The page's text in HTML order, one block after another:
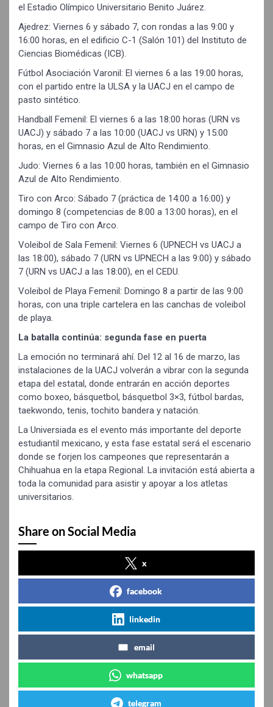
el Estadio Olímpico Universitario Benito Juárez.
Ajedrez: Viernes 6 y sábado 7, con rondas a las 9:00 y
16:00 horas, en el edificio C-1 (Salón 101) del Instituto de
Ciencias Biomédicas (ICB).
Fútbol Asociación Varonil: El viernes 6 a las 19:00 horas,
con el partido entre la ULSA y la UACJ en el campo de
pasto sintético.
Handball Femenil: El viernes 6 a las 18:00 horas (URN vs
UACJ) y sábado 7 a las 10:00 (UACJ vs URN) y 15:00
horas, en el Gimnasio Azul de Alto Rendimiento.
Judo: Viernes 6 a las 10:00 horas, también en el Gimnasio
Azul de Alto Rendimiento.
Tiro con Arco: Sábado 7 (práctica de 14:00 a 16:00) y
domingo 8 (competencias de 8:00 a 13:00 horas), en el
campo de Tiro con Arco.
Voleibol de Sala Femenil: Viernes 6 (UPNECH vs UACJ a
las 18:00), sábado 7 (URN vs UPNECH a las 9:00) y sábado
7 (URN vs UACJ a las 18:00), en el CEDU.
Voleibol de Playa Femenil: Domingo 8 a partir de las 9:00
horas, con una triple cartelera en las canchas de voleibol
de playa.
La batalla continúa: segunda fase en puerta
La emoción no terminará ahí. Del 12 al 16 de marzo, las
instalaciones de la UACJ volverán a vibrar con la segunda
etapa del estatal, donde entrarán en acción deportes
como boxeo, básquetbol, básquetbol 3×3, fútbol bardas,
taekwondo, tenis, tochito bandera y natación.
La Universiada es el evento más importante del deporte
estudiantil mexicano, y esta fase estatal será el escenario
donde se forjen los campeones que representarán a
Chihuahua en la etapa Regional. La invitación está abierta a
toda la comunidad para asistir y apoyar a los atletas
universitarios.
Share on Social Media
x
facebook
linkedin
email
whatsapp
telegram